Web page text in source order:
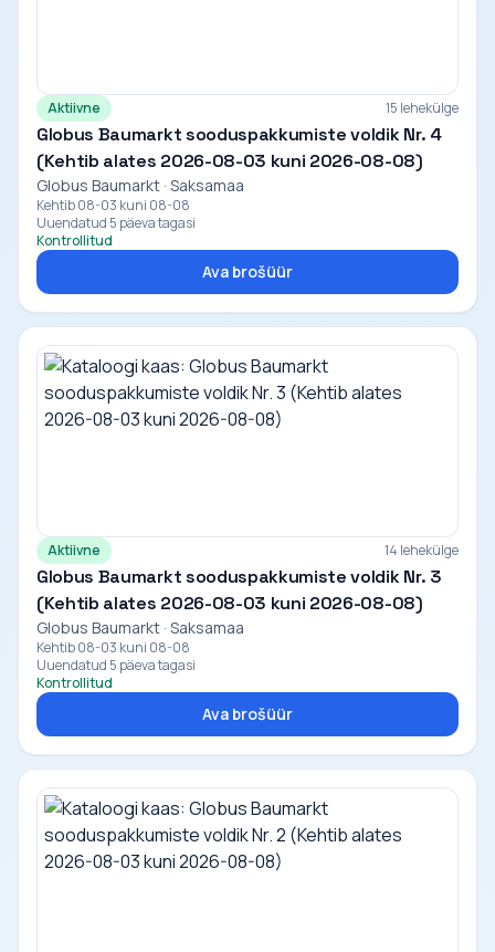
Aktiivne 15 lehekülge
Globus Baumarkt sooduspakkumiste voldik Nr. 4
(Kehtib alates 2026-08-03 kuni 2026-08-08)
Globus Baumarkt · Saksamaa
Kehtib 08-03 kuni 08-08
Uuendatud 5 päeva tagasi
Kontrollitud
Ava brošüür
Aktiivne 14 lehekülge
Globus Baumarkt sooduspakkumiste voldik Nr. 3
(Kehtib alates 2026-08-03 kuni 2026-08-08)
Globus Baumarkt · Saksamaa
Kehtib 08-03 kuni 08-08
Uuendatud 5 päeva tagasi
Kontrollitud
Ava brošüür